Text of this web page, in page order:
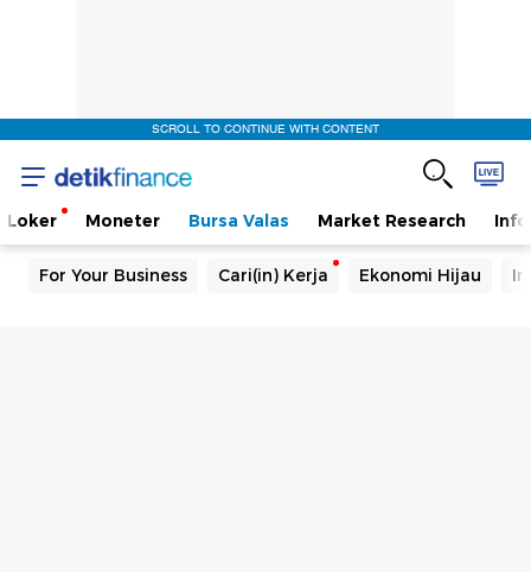
SCROLL TO CONTINUE WITH CONTENT
Loker Moneter Bursa Valas Market Research
For Your Business Cari(in) Kerja Ekonomi Hijau